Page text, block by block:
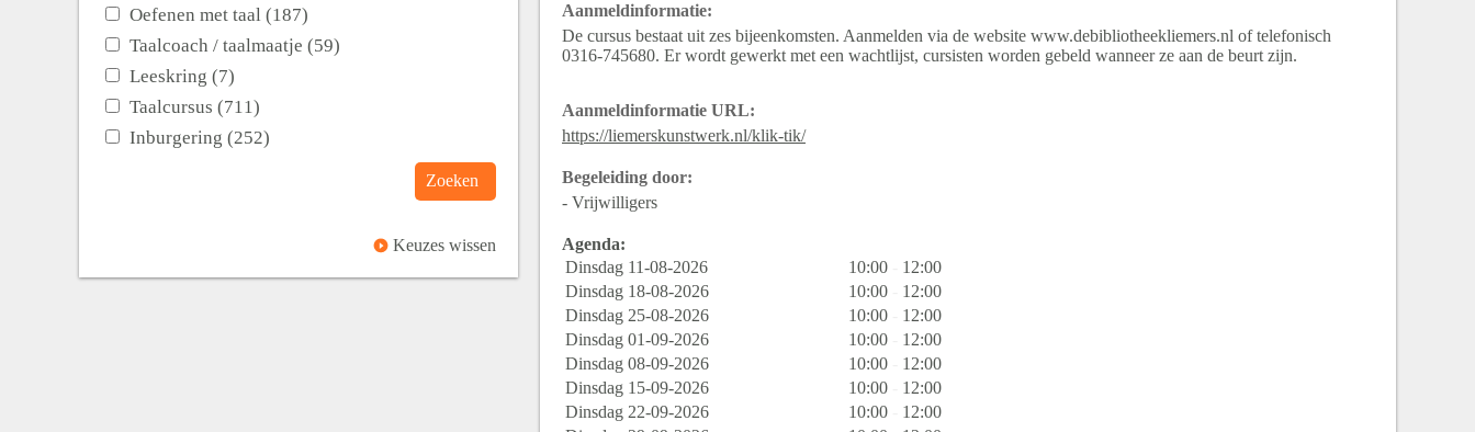
Oefenen met taal (187)
Taalcoach / taalmaatje (59)
Leeskring (7)
Taalcursus (711)
Inburgering (252)
Zoeken
Keuzes wissen
Aanmeldinformatie:
De cursus bestaat uit zes bijeenkomsten. Aanmelden via de website www.debibliotheekliemers.nl of telefonisch
0316-745680. Er wordt gewerkt met een wachtlijst, cursisten worden gebeld wanneer ze aan de beurt zijn.
Aanmeldinformatie URL:
https://liemerskunstwerk.nl/klik-tik/
Begeleiding door:
- Vrijwilligers
Agenda:
Dinsdag 11-08-2026
10:00
12:00
Dinsdag 18-08-2026
10:00
12:00
Dinsdag 25-08-2026
10:00
12:00
Dinsdag 01-09-2026
10:00
12:00
Dinsdag 08-09-2026
10:00
12:00
Dinsdag 15-09-2026
10:00
12:00
Dinsdag 22-09-2026
10:00
12:00